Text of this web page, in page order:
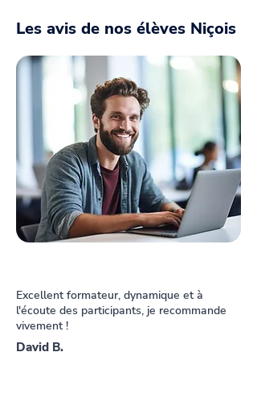
Les avis de nos élèves Niçois
Excellent formateur, dynamique et à
l'écoute des participants, je recommande
vivement !
David B.